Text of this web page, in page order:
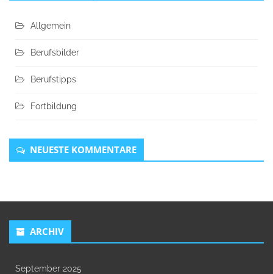
Allgemein
Berufsbilder
Berufstipps
Fortbildung
NEUESTE KOMMENTARE
ARCHIV
September 2025